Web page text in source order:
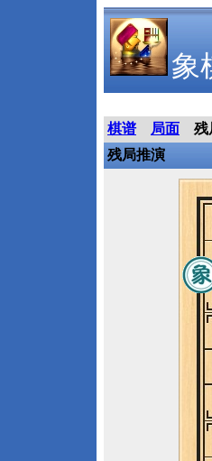
象
棋谱 局面
残
残局推演